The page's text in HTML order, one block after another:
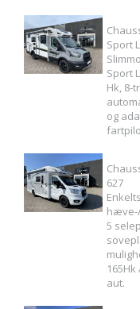
Sport
Sport
Hk, 8-
og
627
5
165Hk
aut.